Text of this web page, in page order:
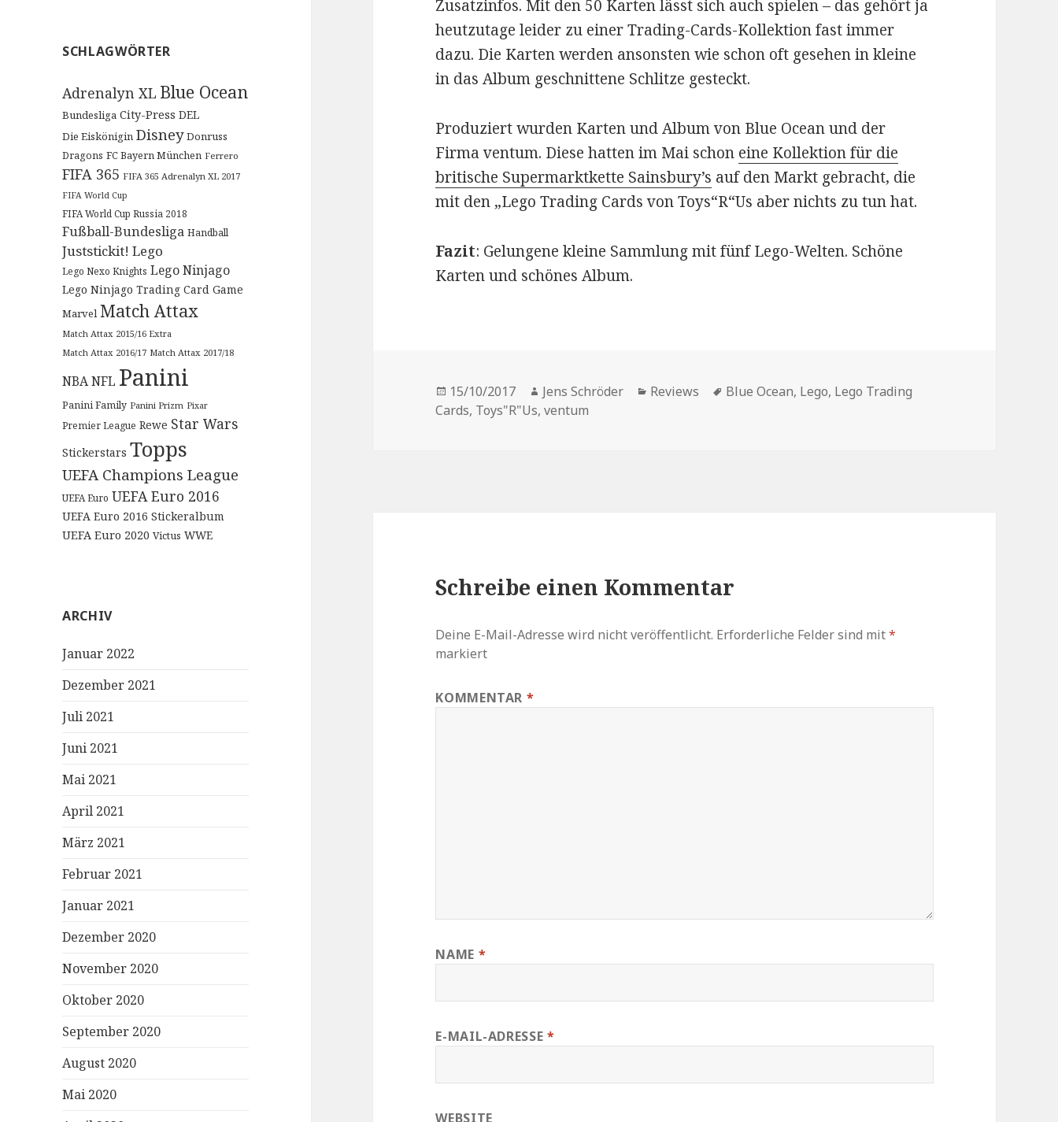
SCHLAGWÖRTER
Adrenalyn XL Blue Ocean
Bundesliga City-Press DEL
Die Eiskönigin Disney Donruss
Dragons FC Bayern München Ferrero
FIFA 365 FIFA 365 Adrenalyn XL 2017
FIFA World Cup
FIFA World Cup Russia 2018
Fußball-Bundesliga Handball
Juststickit! Lego
Lego Nexo Knights Lego Ninjago
Lego Ninjago Trading Card Game
Marvel Match Attax
Match Attax 2015/16 Extra
Match Attax 2016/17 Match Attax 2017/18
NBANFL Panini
Panini Family Panini Prizm Pixar
Premier League Rewe Star Wars
Stickerstars Topps
UEFA Champions League
UEFA Euro UEFA Euro 2016
UEFA Euro 2016 Stickeralbum
UEFA Euro 2020 Victus WWE
ARCHIV
Januar 2022
Dezember 2021
Juli 2021
Juni 2021
Mai 2021
April 2021
März 2021
Februar 2021
Januar 2021
Dezember 2020
November 2020
Oktober 2020
September 2020
August 2020
Mai 2020
Zusatzinfos. Mit den 50 Karten lässt sich auch spielen – das gehört ja
heutzutage leider zu einer Trading-Cards-Kollektion fast immer
dazu. Die Karten werden ansonsten wie schon oft gesehen in kleine
in das Album geschnittene Schlitze gesteckt.
Produziert wurden Karten und Album von Blue Ocean und der
Firma ventum. Diese hatten im Mai schon eine Kollektion für die
britische Supermarktkette Sainsbury’s auf den Markt gebracht, die
mit den „Lego Trading Cards von Toys“R“Us aber nichts zu tun hat.
Fazit: Gelungene kleine Sammlung mit fünf Lego-Welten. Schöne
Karten und schönes Album.
Veröffentlicht
am
15/10/2017 Autor
Jens Schröder Kategorien
Reviews Schlagwörter
Blue Ocean, Lego, Lego Trading
Cards, Toys"R"Us,ventum
Schreibe einen Kommentar
Deine E-Mail-Adresse wird nicht veröffentlicht. Erforderliche Felder sind mit*
markiert
KOMMENTAR *
NAME *
E-MAIL-ADRESSE *
WEBSITE